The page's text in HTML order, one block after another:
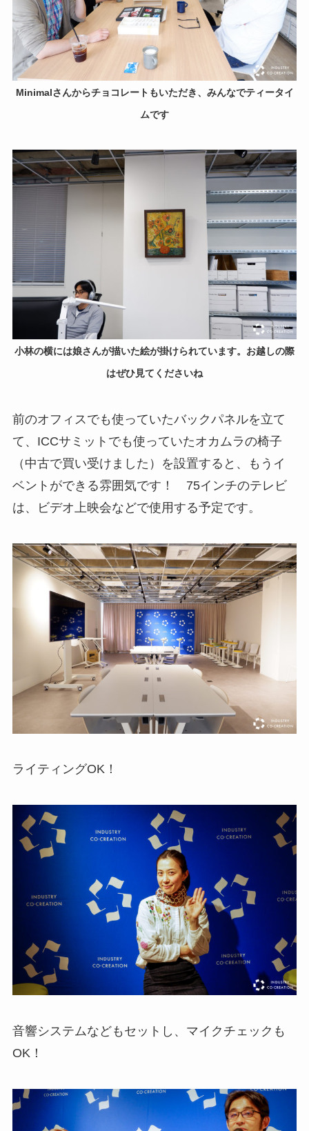
Minimalさんからチョコレートもいただき、みんなでティータイ
ムです
小林の横には娘さんが描いた絵が掛けられています。お越しの際
はぜひ見てくださいね
前のオフィスでも使っていたバックパネルを立て
て、ICCサミットでも使っていたオカムラの椅子
（中古で買い受けました）を設置すると、もうイ
ベントができる雰囲気です！ 75インチのテレビ
は、ビデオ上映会などで使用する予定です。
ライティングOK！
音響システムなどもセットし、マイクチェックも
OK！